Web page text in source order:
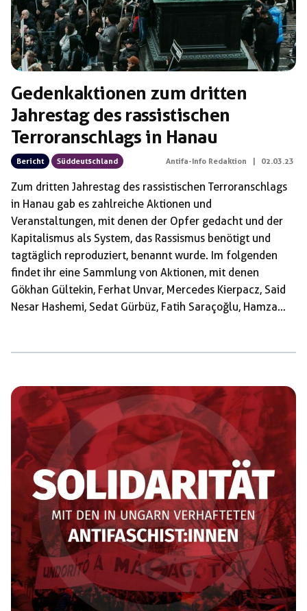
Gedenkaktionen zum dritten
Jahrestag des rassistischen
Terroranschlags in Hanau
Bericht Süddeutschland Antifa-Info Redaktion 02.03.23
Zum dritten Jahrestag des rassistischen Terroranschlags
in Hanau gab es zahlreiche Aktionen und
Veranstaltungen, mit denen der Opfer gedacht und der
Kapitalismus als System, das Rassismus benötigt und
tagtäglich reproduziert, benannt wurde. Im folgenden
findet ihr eine Sammlung von Aktionen, mit denen
Gökhan Gültekin, Ferhat Unvar, Mercedes Kierpacz, Said
Nesar Hashemi, Sedat Gürbüz, Fatih Saraçoğlu, Hamza
Bündnisaufruf gefolgt und haben sich bei der zentralen
Kundgebung auf dem Hanauer Marktplatz versammelt.
Hier haben auch Angehörige und Überlebende […]